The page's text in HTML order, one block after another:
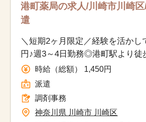
港町薬局の求人/川崎市川崎
遣
＼短期2ヶ月限定／経験を活かし
円♪週3～4日勤務◎港町駅より徒
カ！経験を活かせる調剤事務
時給（総額） 1,450円
派遣
調剤事務
神奈川県 川崎市 川崎区